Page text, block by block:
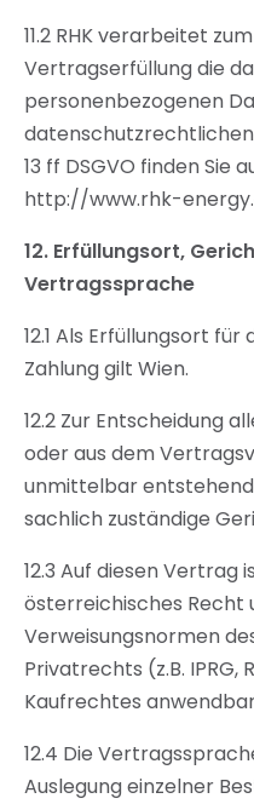
11.2 RHK verarbeitet
Vertragserfüllung die
personenbezogenen
13 ff DSGVO finden Sie
http://www.rhk-
12. Erfüllungsort,
Vertragssprache
12.1 Als Erfüllungsort
Zahlung gilt Wien.
12.2 Zur Entscheidung
oder aus dem
unmittelbar
sachlich zuständige
12.3 Auf diesen Vertrag
österreichisches Recht
Verweisungsnormen
Privatrechts (z.B. IPRG,
Kaufrechtes
12.4 Die
Auslegung einzelner